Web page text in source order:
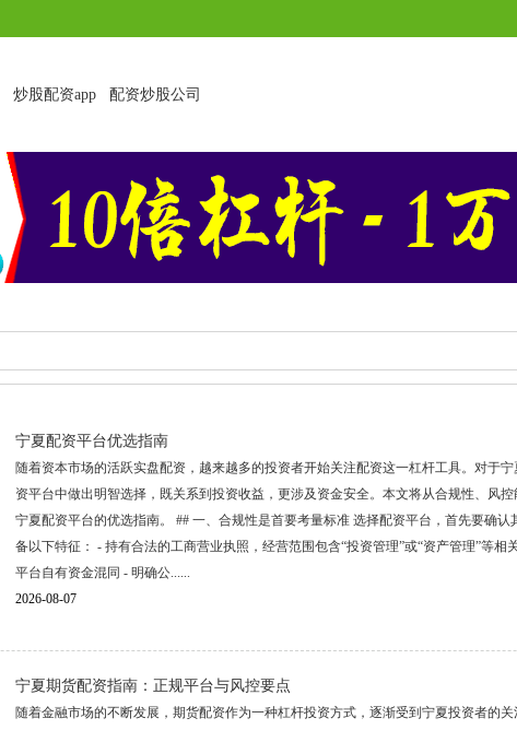
炒股配资app 配资炒股公司
宁夏配资平台优选指南
随着资本市场的活跃实盘配资，越来越多的投资者开始关注配资这一杠杆工具。对于
资平台中做出明智选择，既关系到投资收益，更涉及资金安全。本文将从合规性、风
宁夏配资平台的优选指南。 ## 一、合规性是首要考量标准 选择配资平台，首先要确
备以下特征： - 持有合法的工商营业执照，经营范围包含“投资管理”或“资产管理”等相
平台自有资金混同 - 明确公......
2026-08-07
宁夏期货配资指南：正规平台与风控要点
随着金融市场的不断发展，期货配资作为一种杠杆投资方式，逐渐受到宁夏投资者的